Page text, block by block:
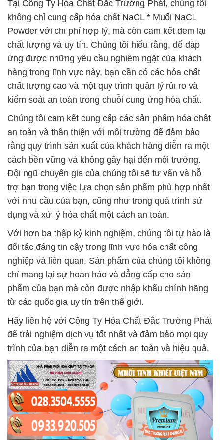
Tại Công Ty Hóa Chất Đắc Trường Phát, chúng tôi
không chỉ cung cấp hóa chất NaCL * Muối NaCL
Powder với chi phí hợp lý, mà còn cam kết đem lại
chất lượng và uy tín. Chúng tôi hiểu rằng, để đáp
ứng được những yêu cầu nghiêm ngặt của khách
hàng trong lĩnh vực này, bạn cần có các hóa chất
chất lượng cao và một quy trình quản lý rủi ro và
kiểm soát an toàn trong chuỗi cung ứng hóa chất.
Chúng tôi cam kết cung cấp các sản phẩm hóa chất
an toàn và thân thiện với môi trường để đảm bảo
rằng quy trình sản xuất của khách hàng diễn ra một
cách bền vững và không gây hại đến môi trường.
Đội ngũ chuyên gia của chúng tôi sẽ tư vấn và hỗ
trợ bạn trong việc lựa chọn sản phẩm phù hợp nhất
với nhu cầu của bạn, cũng như trong quá trình sử
dụng và xử lý hóa chất một cách an toàn.
Với hơn ba thập kỷ kinh nghiệm, chúng tôi tự hào là
đối tác đáng tin cậy trong lĩnh vực hóa chất công
nghiệp và liên quan. Sản phẩm của chúng tôi không
chỉ mang lại sự hoàn hảo và đẳng cấp cho sản
phẩm của bạn mà còn được nhập khẩu chính hãng
từ các quốc gia uy tín trên thế giới.
Hãy liên hệ với Công Ty Hóa Chất Đắc Trường Phát
để trải nghiệm dịch vụ tốt nhất và đảm bảo mọi quy
trình của bạn diễn ra một cách an toàn và hiệu quả.